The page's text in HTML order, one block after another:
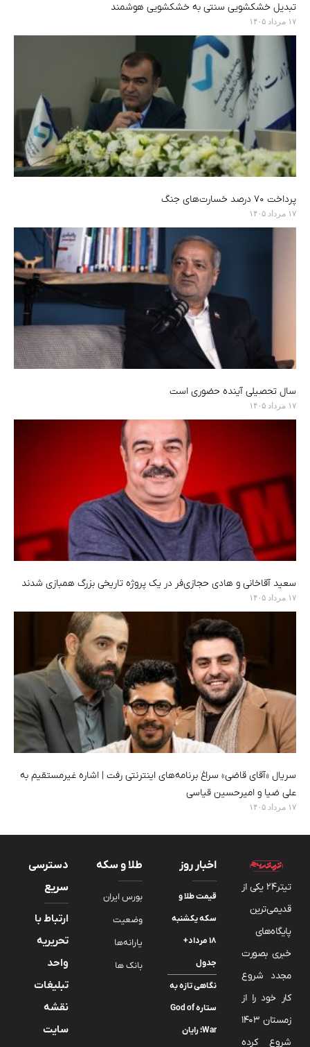
تبدیل خشکشویی سنتی به خشکشویی هوشمند
۱۷ مرداد ۱۴۰۵
پرداخت ۷۰ درصد خسارت‌های جنگ
۱۷ مرداد ۱۴۰۵
سال تحصیلی آینده حضوری است
۱۷ مرداد ۱۴۰۵
سعید آقاخانی و هادی حجازی‌فر در یک پروژه تاریخی بزرگ همبازی شدند
۱۷ مرداد ۱۴۰۵
سریال «آقای قاضی» سراغ برنامه‌های اینترنتی رفت | اشاره غیرمستقیم به
علی ضیا و امیرحسین قیاسی
۱۷ مرداد ۱۴۰۵
تیتر24 یکی از
قدیمی‌ترین
پایگاه‌های
خبری بصورت
مجدد شروع
کار خود را از
زمستان 1403
شروع کرده
اخبار روز
قیمت طلا و
سکه یکشنبه
۱۸ مرداد+
جدول
نگاهی تازه به
ستاره God of
War؛ رایان
طلا و سکه
بورس ایران
وضعیت
یارانه‌ها
بانک ها
دسترسی
سریع
ارتباط با
تحریریه
واحد
تبلیغات
نقشه
سایت